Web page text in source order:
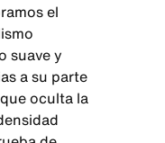
el
suave y
a su parte
oculta la